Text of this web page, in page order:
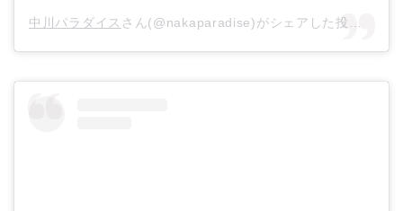
中川パラダイス さん(@nakaparadise)がシェアした投稿 –